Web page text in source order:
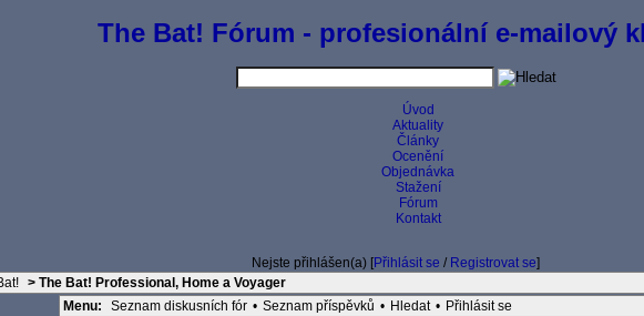
The Bat! Fórum - profesionální e-mailový
Úvod
Aktuality
Články
Ocenění
Objednávka
Stažení
Fórum
Kontakt
Nejste přihlášen(a) [Přihlásit se / Registrovat se]
> The Bat! Professional, Home a Voyager
Menu:
Seznam diskusních fór • Seznam příspěvků • Hledat • Přihlásit se